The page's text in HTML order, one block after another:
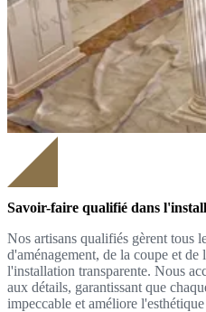
Savoir-faire qualifié dans
Nos artisans qualifiés gèrent tous
d'aménagement, de la coupe et
l'installation transparente. Nous
aux détails, garantissant que
impeccable et améliore